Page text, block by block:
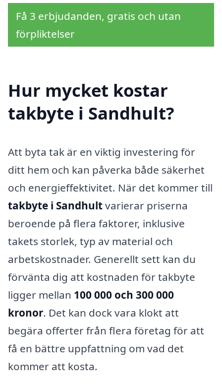
Få 3 erbjudanden, gratis och utan
förpliktelser
Hur mycket kostar
takbyte i Sandhult?
Att byta tak är en viktig investering för
ditt hem och kan påverka både säkerhet
och energieffektivitet. När det kommer till
takbyte i Sandhultvarierar priserna
beroende på flera faktorer, inklusive
takets storlek, typ av material och
arbetskostnader. Generellt sett kan du
förvänta dig att kostnaden för takbyte
ligger mellan 100 000 och 300 000
kronor. Det kan dock vara klokt att
begära offerter från flera företag för att
få en bättre uppfattning om vad det
kommer att kosta.